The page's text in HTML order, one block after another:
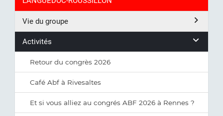
Vie du groupe
Activités
Retour du congrès 2026
Café Abf à Rivesaltes
Et si vous alliez au congrés ABF 2026 à Rennes ?